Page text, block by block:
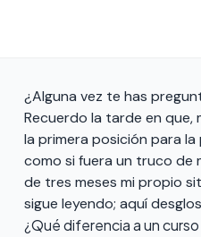
¿Alguna vez te has
Recuerdo la tarde en que,
la primera posición para la
como si fuera un truco de
de tres meses mi propio
sigue leyendo; aquí
¿Qué diferencia a un